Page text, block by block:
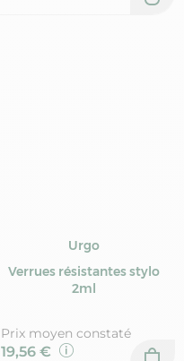
Urgo
Verrues résistantes stylo
2ml
Prix moyen constaté
19,56 €